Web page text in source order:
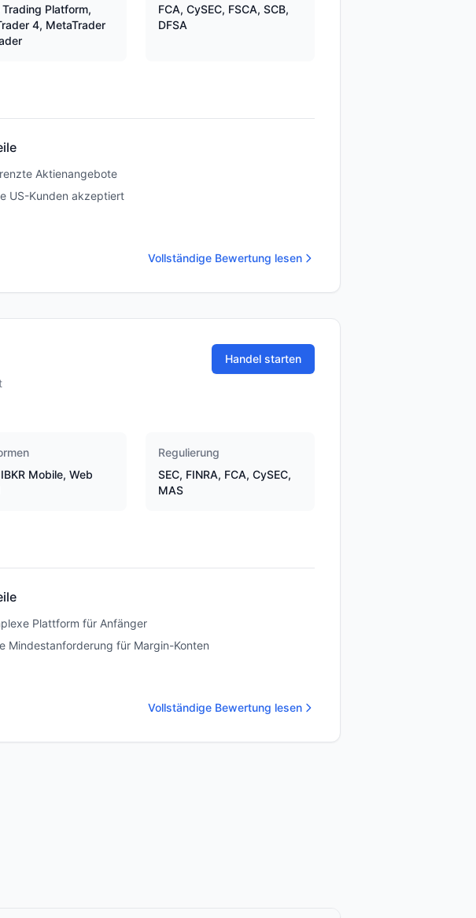
Trading Platform,
4, MetaTrader
FCA, CySEC, FSCA, SCB,
DFSA
Aktienangebote
US-Kunden akzeptiert
Vollständige Bewertung lesen
Handel starten
Mobile, Web
Regulierung
SEC, FINRA, FCA, CySEC,
MAS
Plattform für Anfänger
Mindestanforderung für Margin-Konten
Vollständige Bewertung lesen